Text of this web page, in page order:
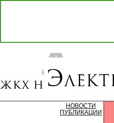
НОВОСТИ
ПУБЛИКАЦИИ